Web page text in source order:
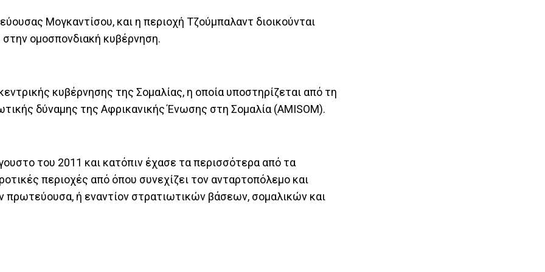
Μογκαντίσου, και η περιοχή Τζούμπαλαντ διοικούνται
ομοσπονδιακή κυβέρνηση.
κυβέρνησης της Σομαλίας, η οποία υποστηρίζεται από τη
δύναμης της Αφρικανικής Ένωσης στη Σομαλία (AMISOM).
του 2011 και κατόπιν έχασε τα περισσότερα από τα
περιοχές από όπου συνεχίζει τον ανταρτοπόλεμο και
πρωτεύουσα, ή εναντίον στρατιωτικών βάσεων, σομαλικών και